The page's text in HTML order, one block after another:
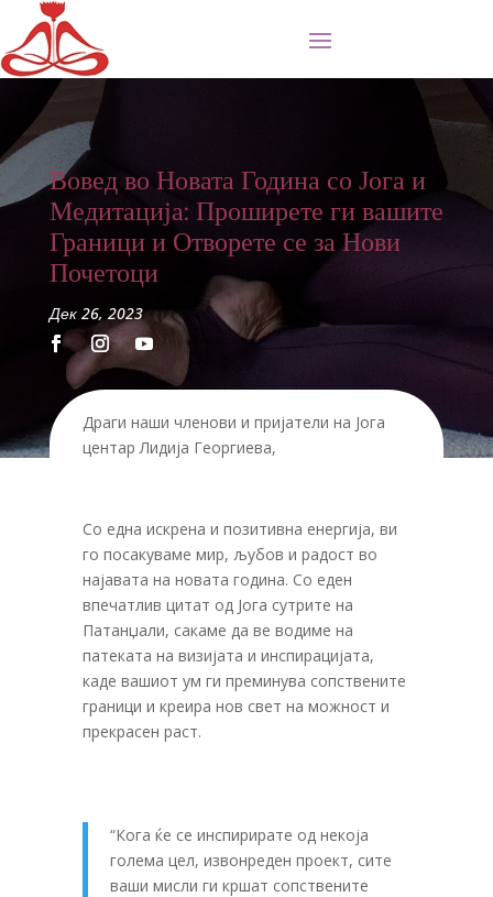
Вовед во Новата Година со Јога и
Медитација: Проширете ги вашите
Граници и Отворете се за Нови
Почетоци
Дек 26, 2023
Драги наши членови и пријатели на Јога
центар Лидија Георгиева,
Со една искрена и позитивна енергија, ви
го посакуваме мир, љубов и радост во
најавата на новата година. Со еден
впечатлив цитат од Јога сутрите на
Патанџали, сакаме да ве водиме на
патеката на визијата и инспирацијата,
каде вашиот ум ги преминува сопствените
граници и креира нов свет на можност и
прекрасен раст.
“Кога ќе се инспирирате од некоја
голема цел, извонреден проект, сите
ваши мисли ги кршат сопствените